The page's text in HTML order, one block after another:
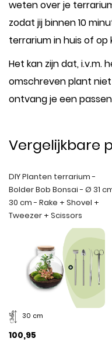
weten over je
zodat jij binnen 10
terrarium in huis of op
Het kan zijn dat, i.v.m.
omschreven plant
ontvang je een
Vergelijkbare
DIY Planten terrarium -
Bolder Bob Bonsai - Ø 31
30 cm - Rake + Shovel +
Tweezer + Scissors
30 cm
100,95